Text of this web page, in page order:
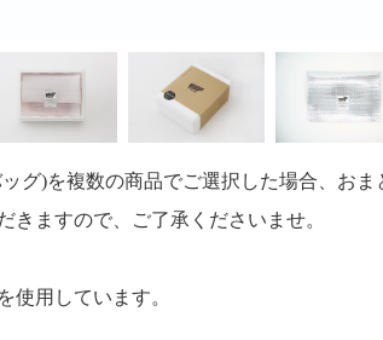
グ)を複数の商品でご選択した場合、おま
きますので、ご了承くださいませ。
使用しています。